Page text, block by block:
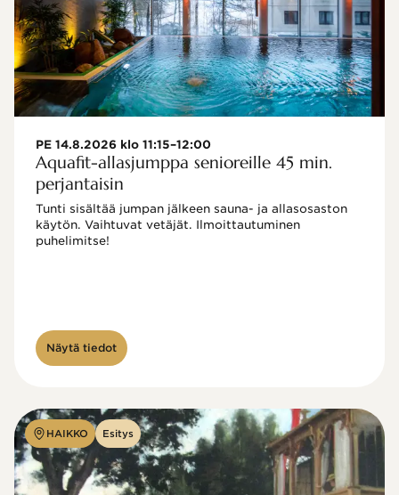
PE 14.8.2026 klo 11:15–12:00
Aquafit-allasjumppa senioreille 45 min.
perjantaisin
Tunti sisältää jumpan jälkeen sauna- ja allasosaston
käytön. Vaihtuvat vetäjät. Ilmoittautuminen
puhelimitse!
Näytä tiedot
HAIKKO Esitys